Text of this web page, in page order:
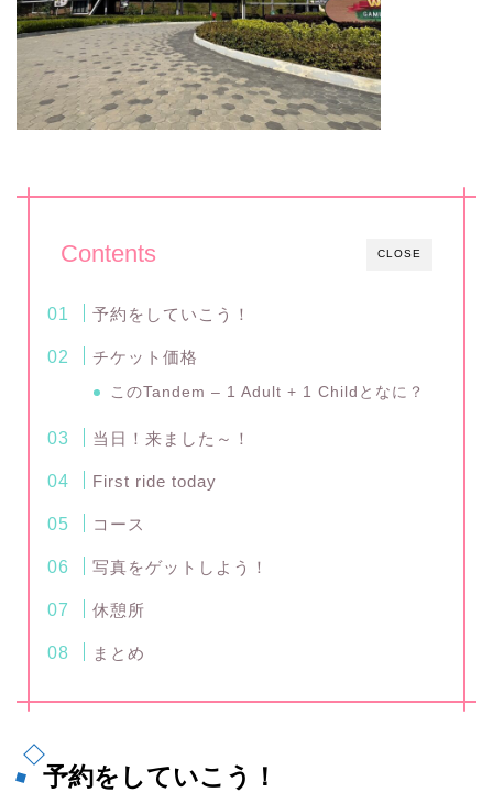
CLOSE
Contents
予約をしていこう！
チケット価格
このTandem – 1 Adult + 1 Childとなに？
当日！来ました～！
First ride today
コース
写真をゲットしよう！
休憩所
まとめ
予約をしていこう！